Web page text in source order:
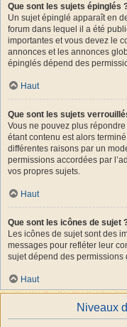
Que sont les sujets épinglés
Un sujet épinglé apparaît en
forum dans lequel il a été
importantes et vous devez le
annonces et les annonces
épinglés dépend des
Haut
Que sont les sujets
Vous ne pouvez plus
étant contenu est alors
différentes raisons par un
permissions accordées par
vos propres sujets.
Haut
Que sont les icônes de sujet
Les icônes de sujet sont des
messages pour refléter leur
sujet dépend des permissions
Haut
Niveaux